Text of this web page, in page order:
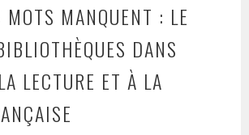
MOTS MANQUENT : LE
DANS
LECTURE ET À LA